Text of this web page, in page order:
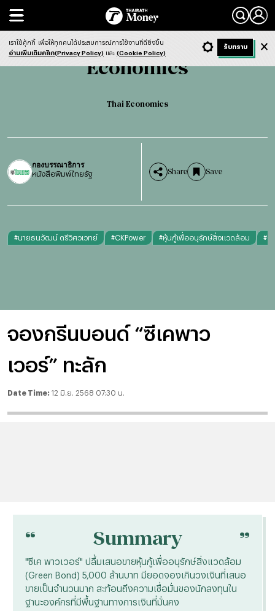
Search
Economics Thai Economics
Economics
Thai Economics
กองบรรณาธิการ
หนังสือพิมพ์ไทยรัฐ Share Save
#นายธนวัฒน์ ตรีวิศวเวทย์ #CKPower #หุ้นกู้เพื่ออนุรักษ์สิ่งแวดล้อม #
จองกรีนบอนด์ “ซีเคพาว
เวอร์” ทะลัก
Date Time: 12 มิ.ย. 2568 07:30 น.
- ก + ก Dark ฟังข่าว
“ Summary “
"ซีเค พาวเวอร์" ปลื้มเสนอขายหุ้นกู้เพื่ออนุรักษ์สิ่งแวดล้อม
(Green Bond) 5,000 ล้านบาท มียอดจองเกินวงเงินที่เสนอ
ขายเป็นจำนวนมาก สะท้อนถึงความเชื่อมั่นของนักลงทุนใน
ฐานะองค์กรที่มีพื้นฐานทางการเงินที่มั่นคง
เราใช้คุ้กกี้ เพื่อให้ทุกคนได้ประสบการณ์การใช้งานที่ดียิ่งขึ้น
อ่านเพิ่มเติมคลิก(Privacy Policy) และ (Cookie Policy)
รับทราบ